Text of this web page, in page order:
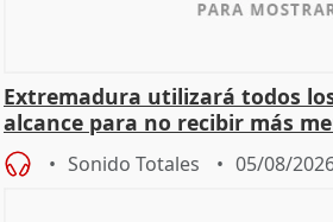
Extremadura utilizará todos
alcance para no recibir más
Sonido Totales 05/08/